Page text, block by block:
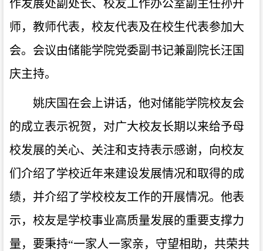
作发展处副处长、校友工作办公室副主任孙开
师，教师代表，校友代表及在校生代表参加大
会。会议由储能学院党委副书记兼副院长汪国
庆主持。
姚庆国在会上讲话，他对储能学院校友会
的成立表示祝贺，对广大校友长期以来给予母
校发展的关心、关注和支持表示感谢，向校友
们介绍了学校近年来建设发展情况和取得的成
绩，并介绍了学校校友工作的开展情况。他表
示，校友是学校事业高质量发展的重要支撑力
量，要秉持“一家人一家亲，守望相助，共荣共